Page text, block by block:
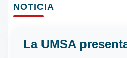
NOTICIA
La UMSA